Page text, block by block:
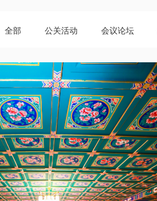
全部 公关活动 会议论坛